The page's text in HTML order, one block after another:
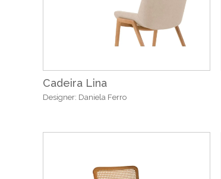
Cadeira Lina
Designer: Daniela Ferro